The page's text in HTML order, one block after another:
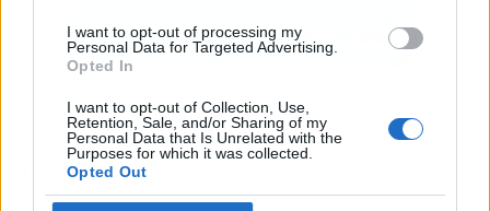
I want to opt-out of processing my
Personal Data for Targeted Advertising.
Opted In
I want to opt-out of Collection, Use,
Retention, Sale, and/or Sharing of my
Personal Data that Is Unrelated with the
Purposes for which it was collected.
Opted Out
Los más vistos